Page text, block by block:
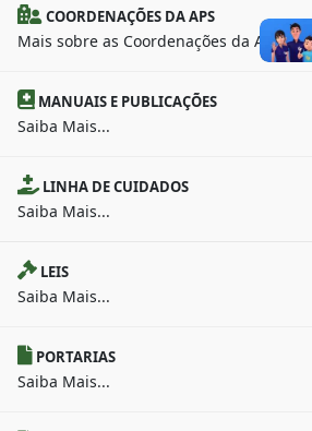
COORDENAÇÕES DA APS
Mais sobre as Coordenações da APS
MANUAIS E PUBLICAÇÕES
Saiba Mais...
LINHA DE CUIDADOS
Saiba Mais...
LEIS
Saiba Mais...
PORTARIAS
Saiba Mais...